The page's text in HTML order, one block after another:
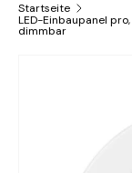
Startseite
LED-Einbaupanel
dimmbar